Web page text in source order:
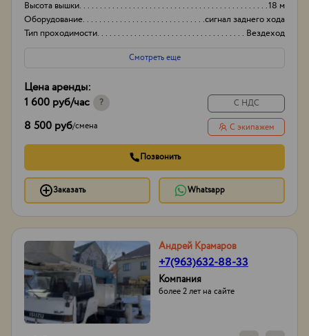
Высота вышки
18 м
Оборудование
сигнал заднего хода
Тип проходимости
Вездеход
Смотреть еще
Цена аренды:
1 600 руб/час ?
8 500 руб/смена
С НДС
С экипажем
Позвонить
Заказать Whatsapp
Андрей Крамаров
+7(963)632-88-33
Компания
более 2 лет на сайте